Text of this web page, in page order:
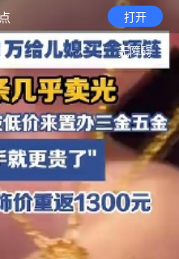
打开
无障碍